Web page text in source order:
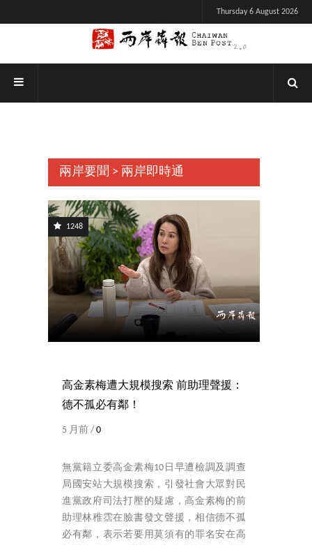
Thursday 6 August 2026
兩岸要聞 > 兩岸即時通
1248
高金素梅遭大規模搜索 前助理聲援：
德不孤必有鄰！
5 月前 /0
無黨籍立委高金素梅10日早遭檢調及調查
局國安站大規模搜索，引發社會大眾對民
進黨政府司法打壓的疑慮，高金素梅的前
助理林稚霑在臉書發文聲援，相信德不孤
必有鄰，表示若要用莫須有的罪名安在高